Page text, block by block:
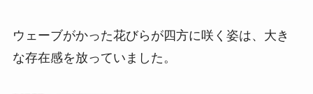
ウェーブがかった花びらが四方に咲く姿は、大き
な存在感を放っていました。